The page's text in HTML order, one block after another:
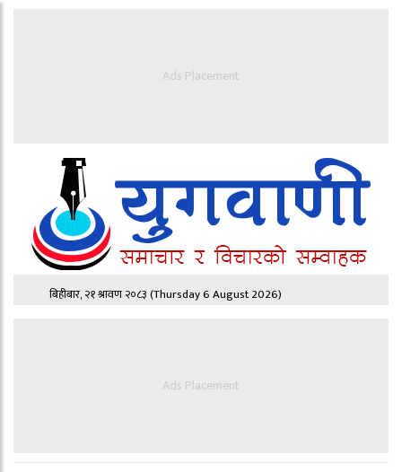
Ads Placement
बिहीबार, २१ श्रावण २०८३(Thursday 6 August 2026)
Ads Placement